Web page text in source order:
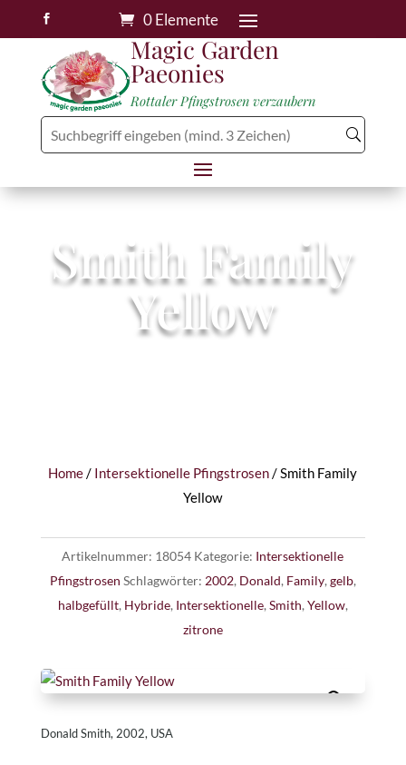
 0 Elemente
Magic Garden
Paeonies
Rottaler Pfingstrosen verzaubern
Smith Family
Yellow
Home/ Intersektionelle Pfingstrosen/ Smith Family
Yellow
Artikelnummer: 18054 Kategorie: Intersektionelle
Pfingstrosen Schlagwörter: 2002, Donald, Family, gelb,
halbgefüllt, Hybride, Intersektionelle, Smith, Yellow,
zitrone
Donald Smith, 2002, USA